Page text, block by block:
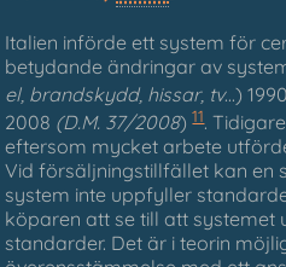
Italien införde ett system för
betydande ändringar av
el, brandskydd, hissar, tv...)
2008 (D.M. 37/2008)11.
eftersom mycket arbete
Vid försäljningstillfället kan en
system inte uppfyller
köparen att se till att systemet
standarder. Det är i teorin